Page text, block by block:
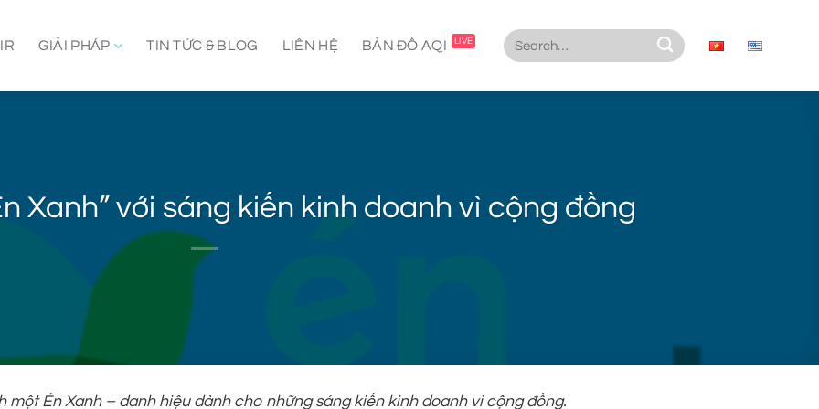
GIẢI PHÁP TIN TỨC & BLOG LIÊN HỆ BẢN ĐỒ AQI LIVE
Xanh” với sáng kiến kinh doanh vì cộng đồng
một Én Xanh – danh hiệu dành cho những sáng kiến kinh doanh vì cộng đồng.